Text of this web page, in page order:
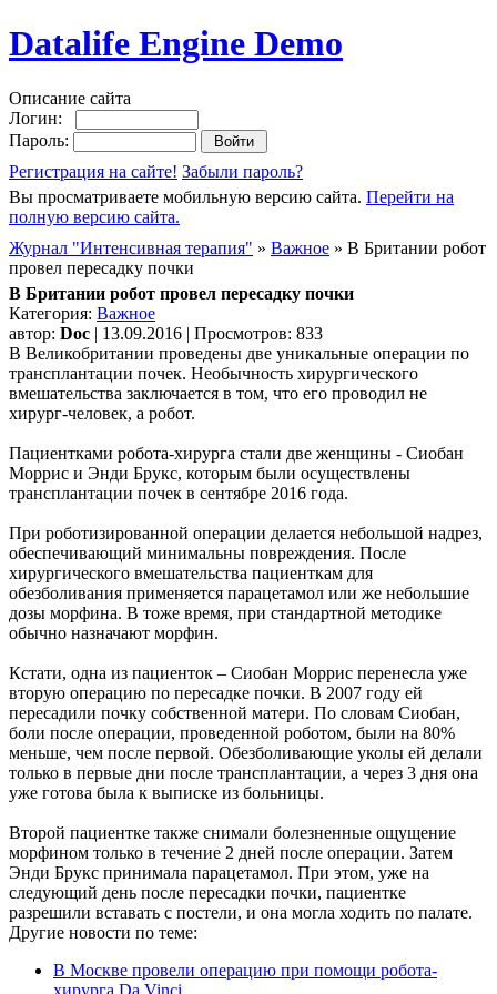
Datalife Engine Demo
Описание сайта
Логин:
Пароль:
Регистрация на сайте! Забыли пароль?
Вы просматриваете мобильную версию сайта. Перейти на
полную версию сайта.
Журнал "Интенсивная терапия" » Важное » В Британии робот
провел пересадку почки
В Британии робот провел пересадку почки
Категория: Важное
автор: Doc | 13.09.2016 | Просмотров: 833
В Великобритании проведены две уникальные операции по
трансплантации почек. Необычность хирургического
вмешательства заключается в том, что его проводил не
хирург-человек, а робот.
Пациентками робота-хирурга стали две женщины - Сиобан
Моррис и Энди Брукс, которым были осуществлены
трансплантации почек в сентябре 2016 года.
При роботизированной операции делается небольшой надрез,
обеспечивающий минимальны повреждения. После
хирургического вмешательства пациенткам для
обезболивания применяется парацетамол или же небольшие
дозы морфина. В тоже время, при стандартной методике
обычно назначают морфин.
Кстати, одна из пациенток – Сиобан Моррис перенесла уже
вторую операцию по пересадке почки. В 2007 году ей
пересадили почку собственной матери. По словам Сиобан,
боли после операции, проведенной роботом, были на 80%
меньше, чем после первой. Обезболивающие уколы ей делали
только в первые дни после трансплантации, а через 3 дня она
уже готова была к выписке из больницы.
Второй пациентке также снимали болезненные ощущение
морфином только в течение 2 дней после операции. Затем
Энди Брукс принимала парацетамол. При этом, уже на
следующий день после пересадки почки, пациентке
разрешили вставать с постели, и она могла ходить по палате.
Другие новости по теме:
В Москве провели операцию при помощи робота-
хирурга Da Vinci